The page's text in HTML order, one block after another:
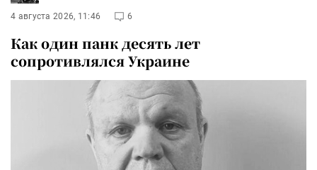
4 августа 2026, 11:46 6
Как один панк десять лет
сопротивлялся Украине